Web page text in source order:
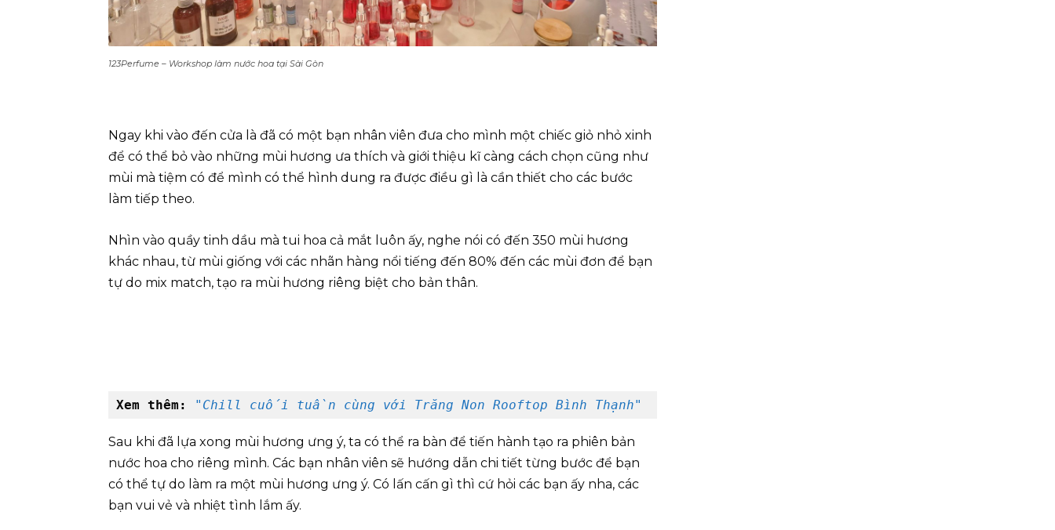
123Perfume – Workshop làm nước hoa tại Sài Gòn
Ngay khi vào đến cửa là đã có một bạn nhân viên đưa cho mình một chiếc giỏ nhỏ xinh
để có thể bỏ vào những mùi hương ưa thích và giới thiệu kĩ càng cách chọn cũng như
mùi mà tiệm có để mình có thể hình dung ra được điều gì là cần thiết cho các bước
làm tiếp theo.
Nhìn vào quầy tinh dầu mà tui hoa cả mắt luôn ấy, nghe nói có đến 350 mùi hương
khác nhau, từ mùi giống với các nhãn hàng nổi tiếng đến 80% đến các mùi đơn để bạn
tự do mix match, tạo ra mùi hương riêng biệt cho bản thân.
Xem thêm: " Chill cuối tuần cùng với Trăng Non Rooftop Bình Thạnh"
Sau khi đã lựa xong mùi hương ưng ý, ta có thể ra bàn để tiến hành tạo ra phiên bản
nước hoa cho riêng mình. Các bạn nhân viên sẽ hướng dẫn chi tiết từng bước để bạn
có thể tự do làm ra một mùi hương ưng ý. Có lấn cấn gì thì cứ hỏi các bạn ấy nha, các
bạn vui vẻ và nhiệt tình lắm ấy.